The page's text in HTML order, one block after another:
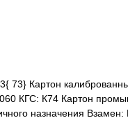
73} Картон
КГС: К74 Картон
назначения